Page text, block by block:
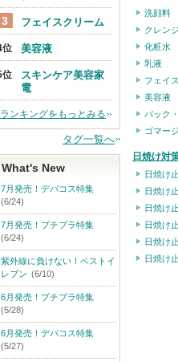
洗顔料
クレン
化粧水
乳液
フェイ
美容液
パック
ゴマー
日焼け対
日焼け
日焼け
日焼け
日焼け
日焼け
日焼け
フェイスクリーム
美容液
スキンケア美容家
電
ランキングをもっとみる
タグ一覧へ
What's New
7月発売！デパコス特集
(6/24)
7月発売！プチプラ特集
(6/24)
紫外線に負けない！ベストイ
レブン (6/10)
6月発売！プチプラ特集
(5/28)
6月発売！デパコス特集
(5/27)